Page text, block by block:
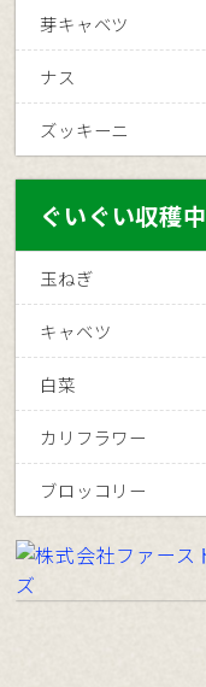
芽キャベツ
ナス
ズッキーニ
ぐいぐい収穫中
玉ねぎ
キャベツ
白菜
カリフラワー
ブロッコリー